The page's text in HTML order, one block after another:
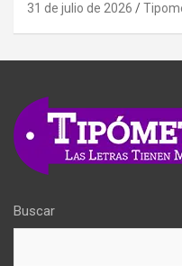
31 de julio de 2026
Buscar